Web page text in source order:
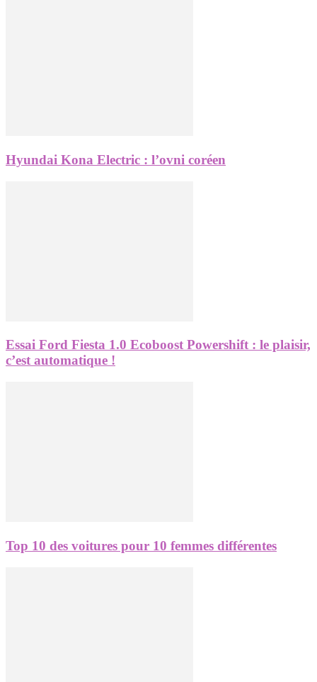
Hyundai Kona Electric : l’ovni coréen
Essai Ford Fiesta 1.0 Ecoboost Powershift : le plaisir,
c’est automatique !
Top 10 des voitures pour 10 femmes différentes